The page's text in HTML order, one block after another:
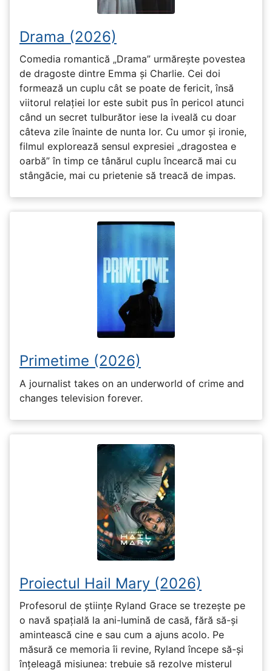
Drama (2026)
Comedia romantică „Drama” urmărește povestea
de dragoste dintre Emma și Charlie. Cei doi
formează un cuplu cât se poate de fericit, însă
viitorul relației lor este subit pus în pericol atunci
când un secret tulburător iese la iveală cu doar
câteva zile înainte de nunta lor. Cu umor și ironie,
filmul explorează sensul expresiei „dragostea e
oarbă” în timp ce tânărul cuplu încearcă mai cu
stângăcie, mai cu prietenie să treacă de impas.
Primetime (2026)
A journalist takes on an underworld of crime and
changes television forever.
Proiectul Hail Mary (2026)
Profesorul de științe Ryland Grace se trezește pe
o navă spațială la ani-lumină de casă, fără să-și
amintească cine e sau cum a ajuns acolo. Pe
măsură ce memoria îi revine, Ryland începe să-și
înțeleagă misiunea: trebuie să rezolve misterul